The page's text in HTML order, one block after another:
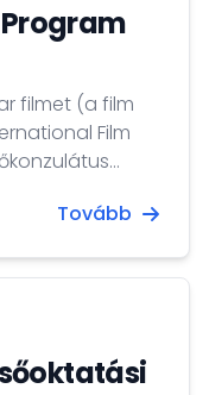
filmet (a film
Tovább